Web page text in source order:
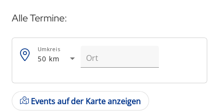
Alle Termine:
50 km
Umkreis
Events auf der Karte anzeigen